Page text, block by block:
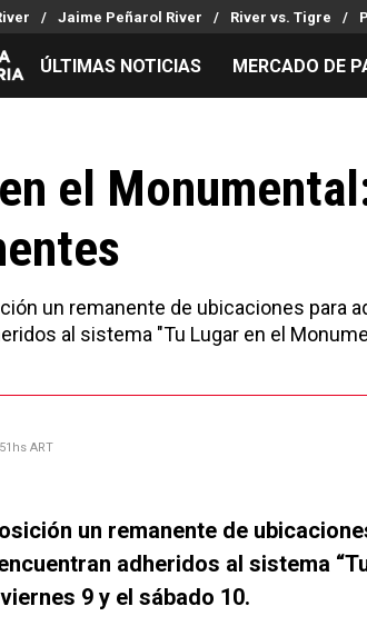
Jaime Peñarol River River vs. Tigre
Copa Sudamericana
Copa Argentina
Selección Argentina
Mercado de
Análisis
ÚLTIMAS NOTICIAS MERCADO DE
el
un remanente de ubicaciones para
al sistema "Tu Lugar en el
ART
un remanente de
adheridos al sistema
9 y el sábado 10.